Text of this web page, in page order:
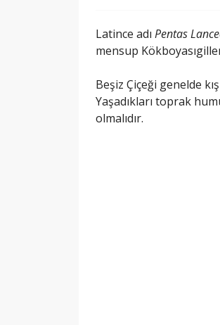
Latince adı Pentas
mensup
Beşiz Çiçeği genelde
Yaşadıkları toprak
olmalıdır.